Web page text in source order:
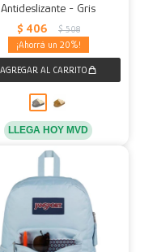
Antideslizante - Gris
$ 406 $ 508
20
LLEGA HOY MVD